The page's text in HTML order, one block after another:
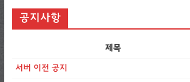
공지사항
제목
서버 이전 공지